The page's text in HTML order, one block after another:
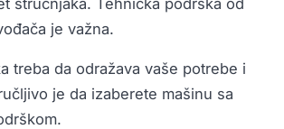
stručnjaka. Tehnička podrška od
je važna.
treba da odražava vaše potrebe i
je da izaberete mašinu sa